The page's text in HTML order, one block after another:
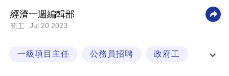
職
生
經濟一週編輯部
筍工 Jul 20 2023
一級項目主任 公務員招聘 政府工